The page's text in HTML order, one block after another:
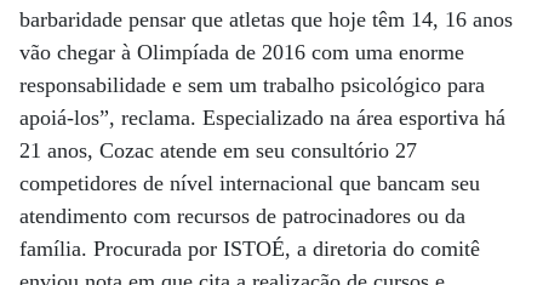
barbaridade pensar que atletas que hoje têm 14, 16 anos
vão chegar à Olimpíada de 2016 com uma enorme
responsabilidade e sem um trabalho psicológico para
apoiá-los”, reclama. Especializado na área esportiva há
21 anos, Cozac atende em seu consultório 27
competidores de nível internacional que bancam seu
atendimento com recursos de patrocinadores ou da
família. Procurada por ISTOÉ, a diretoria do comitê